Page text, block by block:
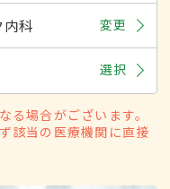
科 変更
選択
場合がございます。
該当の医療機関に直接